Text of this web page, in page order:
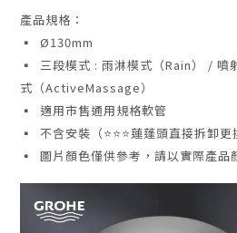
產品規格：
▪ Ø130mm
▪ 三段模式 : 雨淋模式 （Rain） / 噴
式 （ActiveMassage）
▪ 適用市售通用規格軟管
▪ 不含安裝（⭐⭐⭐蓮蓬頭直接拆卸更
▪ 圖片顏色僅供參考，請以實際產品